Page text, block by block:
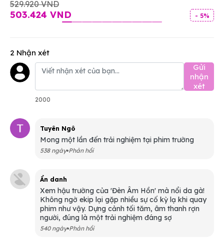
529.920 VND
503.424 VND - 5%
2 Nhận xét
Gửi
nhận
xét
2000
Tuyên Ngô
Mong một lần đến trải nghiệm tại phim trường
538 ngày Phản hồi
Ẩn danh
Xem hậu trường của 'Đèn Âm Hồn' mà nổi da gà!
Không ngờ ekip lại gặp nhiều sự cố kỳ lạ khi quay
phim như vậy. Dựng cảnh tối tăm, âm thanh rợn
người, đúng là một trải nghiệm đáng sợ
540 ngày Phản hồi